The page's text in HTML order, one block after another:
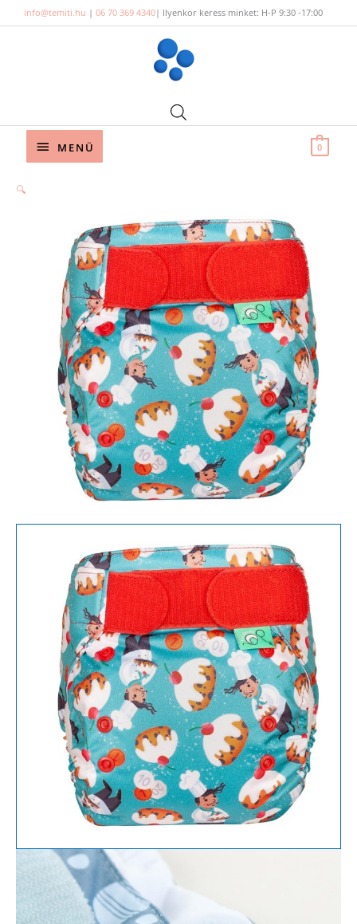
to
info@temiti.hu | 06 70 369 4340| Ilyenkor keress minket: H-P 9:30 -17:00
Below
MENÜ 0
🔍